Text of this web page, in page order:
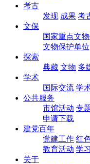
考古
发现 成果 考
文保
国家重点文
文物保护单位
探索
典藏 文物 多
学术
国际交流 学
公共服务
市馆活动 专
申请下载
建党百年
党建工作 红
教育活动 学
关于